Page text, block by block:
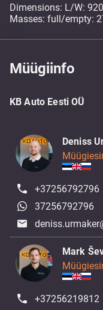
Dimensions: L/W:
Masses: full/empty:
Müügiinfo
KB Auto Eesti OÜ
Deniss
+37256792796
37256792796
Mark
+37256219812